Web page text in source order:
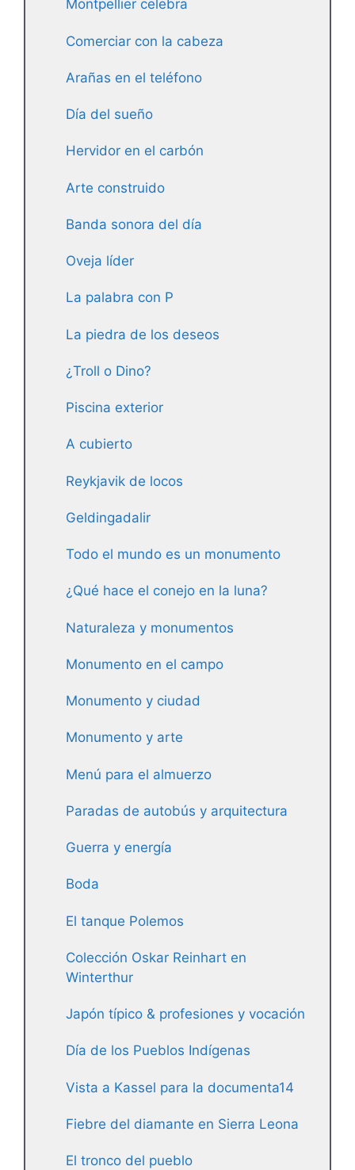
Montpellier celebra
Comerciar con la cabeza
Arañas en el teléfono
Día del sueño
Hervidor en el carbón
Arte construido
Banda sonora del día
Oveja líder
La palabra con P
La piedra de los deseos
¿Troll o Dino?
Piscina exterior
A cubierto
Reykjavik de locos
Geldingadalir
Todo el mundo es un monumento
¿Qué hace el conejo en la luna?
Naturaleza y monumentos
Monumento en el campo
Monumento y ciudad
Monumento y arte
Menú para el almuerzo
Paradas de autobús y arquitectura
Guerra y energía
Boda
El tanque Polemos
Colección Oskar Reinhart en
Winterthur
Japón típico & profesiones y vocación
Día de los Pueblos Indígenas
Vista a Kassel para la documenta14
Fiebre del diamante en Sierra Leona
El tronco del pueblo